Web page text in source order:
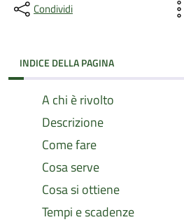
Condividi
INDICE DELLA PAGINA
A chi è rivolto
Descrizione
Come fare
Cosa serve
Cosa si ottiene
Tempi e scadenze